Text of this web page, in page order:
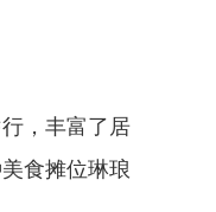
，丰富了居
食摊位琳琅